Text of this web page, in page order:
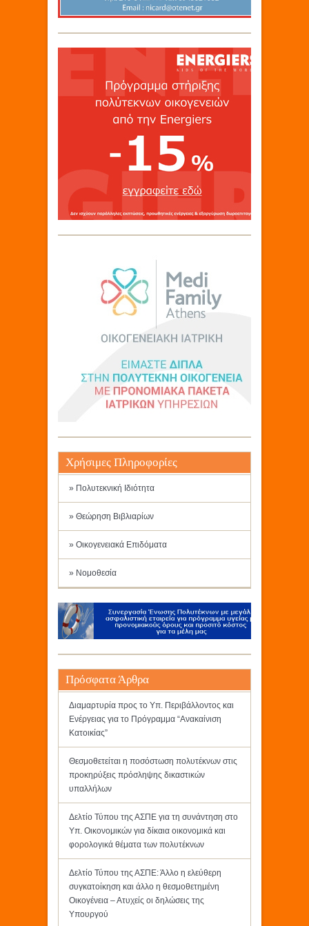
Χρήσιμες Πληροφορίες
» Πολυτεκνική Ιδιότητα
» Θεώρηση Βιβλιαρίων
» Οικογενειακά Επιδόματα
» Νομοθεσία
Πρόσφατα Άρθρα
Διαμαρτυρία προς το Υπ. Περιβάλλοντος και
Ενέργειας για το Πρόγραμμα “Ανακαίνιση
Κατοικίας”
Θεσμοθετείται η ποσόστωση πολυτέκνων στις
προκηρύξεις πρόσληψης δικαστικών
υπαλλήλων
Δελτίο Τύπου της ΑΣΠΕ για τη συνάντηση στο
Υπ. Οικονομικών για δίκαια οικονομικά και
φορολογικά θέματα των πολυτέκνων
Δελτίο Τύπου της ΑΣΠΕ: Άλλο η ελεύθερη
συγκατοίκηση και άλλο η θεσμοθετημένη
Οικογένεια – Ατυχείς οι δηλώσεις της
Υπουργού